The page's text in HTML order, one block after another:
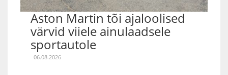
Aston Martin tõi ajaloolised
värvid viiele ainulaadsele
sportautole
06.08.2026